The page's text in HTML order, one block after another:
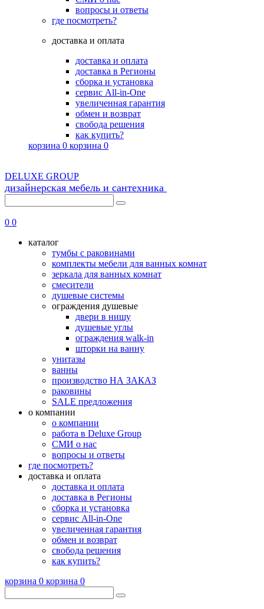
вопросы и ответы
где посмотреть?
доставка и оплата
доставка и оплата
доставка в Регионы
сборка и установка
сервис All-in-One
увеличенная гарантия
обмен и возврат
свобода решения
как купить?
корзина 0 корзина 0
DELUXE GROUP
дизайнерская мебель и сантехника
0 0
каталог
тумбы с раковинами
комплекты мебели для ванных комнат
зеркала для ванных комнат
смесители
душевые системы
ограждения душевые
двери в нишу
душевые углы
ограждения walk-in
шторки на ванну
унитазы
ванны
производство НА ЗАКАЗ
раковины
SALE предложения
о компании
о компании
работа в Deluxe Group
СМИ о нас
вопросы и ответы
где посмотреть?
доставка и оплата
доставка и оплата
доставка в Регионы
сборка и установка
сервис All-in-One
увеличенная гарантия
обмен и возврат
свобода решения
как купить?
корзина 0 корзина 0